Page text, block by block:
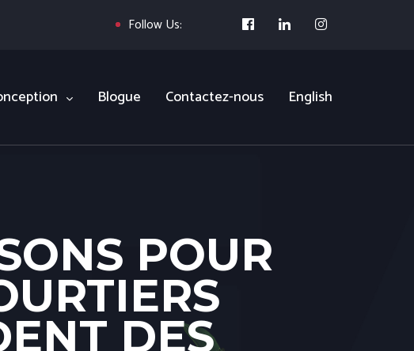
Follow Us:
Blogue Contactez-nous English
POUR
DES